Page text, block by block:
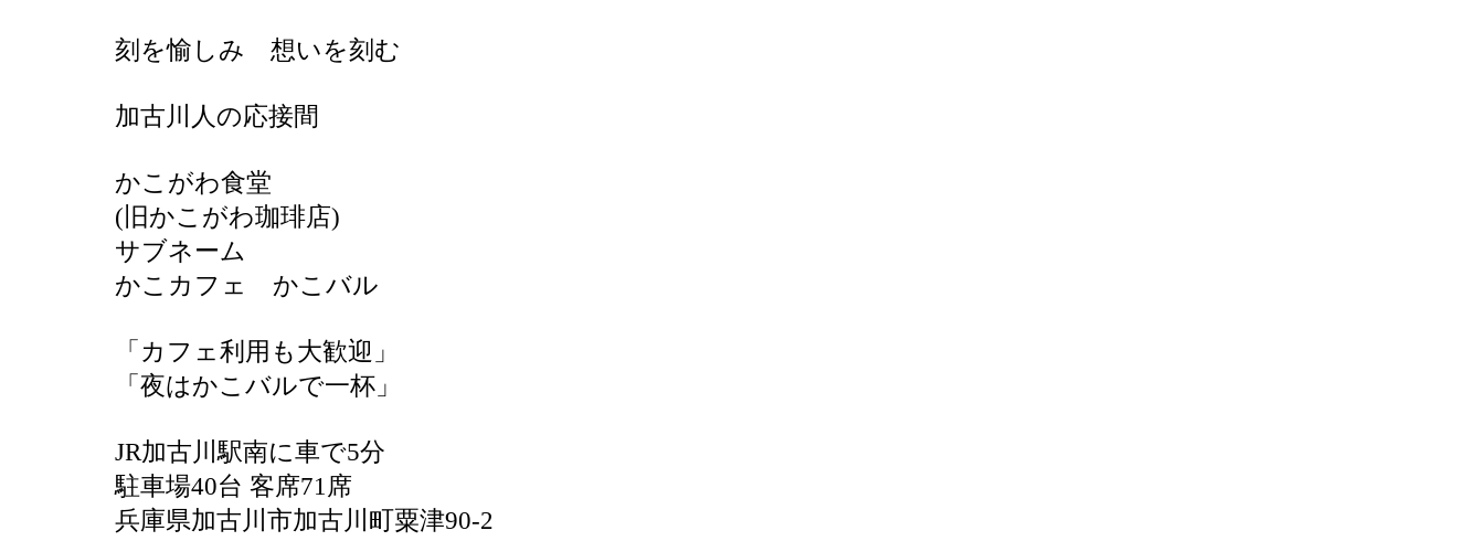
刻を愉しみ 想いを刻む
加古川人の応接間
かこがわ食堂
(旧かこがわ珈琲店)
サブネーム
かこカフェ かこバル
「カフェ利用も大歓迎」
「夜はかこバルで一杯」
JR加古川駅南に車で5分
駐車場40台 客席71席
兵庫県加古川市加古川町粟津90-2